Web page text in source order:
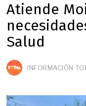
Atiende
Salud
INFORMACIÓN